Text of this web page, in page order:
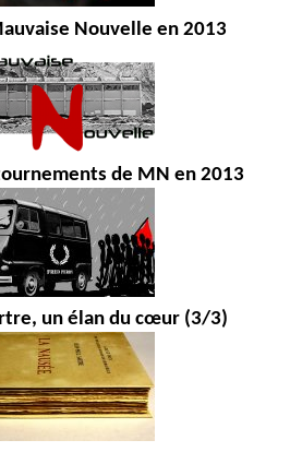
Nouvelle en 2013
de MN en 2013
un élan du cœur (3/3)